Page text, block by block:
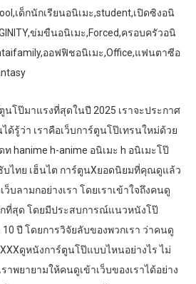
เด็กนักเรียนอนิเมะ,student,เปิดซิงอนิ
ข่มขืนอนิเมะ,Forced,ครอบครัวอนิ
ออฟฟิชอนิเมะ,Office,แฟนตาซีอ
นโป๊มาแรงที่สุดในปี 2025 เราจะประกาศ
ด้รู้ว่า เราคือเว็บการ์ตูนโป๊เทรนใหม่ด้วย
ท hanime h-anime อนิเมะ h อนิเมะโป๊
บไทย เฮ็นไต การ์ตูนXยอดนิยมที่คุณดูแล้ว
ว็บลามกอย่างเรา โดยเราเข้าใจถึงคนดู
กที่สุด โดยมีประสบการณ์แนวหนังโป๊
10 ปี โดยการวิจัยลับของพวกเรา ว่าคนดู
ดูหนังการ์ตูนโป๊แบบไหนอย่างไร ไม่
ราพยายามให้คนดูเข้าเว็บของเราได้อย่าง